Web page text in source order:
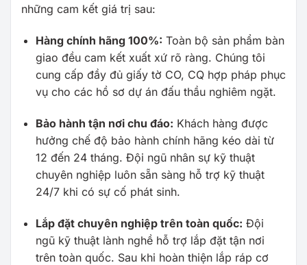
những cam kết giá trị sau:
Hàng chính hãng 100%: Toàn bộ sản phẩm bàn
giao đều cam kết xuất xứ rõ ràng. Chúng tôi
cung cấp đầy đủ giấy tờ CO, CQ hợp pháp phục
vụ cho các hồ sơ dự án đấu thầu nghiêm ngặt.
Bảo hành tận nơi chu đáo: Khách hàng được
hưởng chế độ bảo hành chính hãng kéo dài từ
12 đến 24 tháng. Đội ngũ nhân sự kỹ thuật
chuyên nghiệp luôn sẵn sàng hỗ trợ kỹ thuật
24/7 khi có sự cố phát sinh.
Lắp đặt chuyên nghiệp trên toàn quốc: Đội
ngũ kỹ thuật lành nghề hỗ trợ lắp đặt tận nơi
trên toàn quốc. Sau khi hoàn thiện lắp ráp cơ